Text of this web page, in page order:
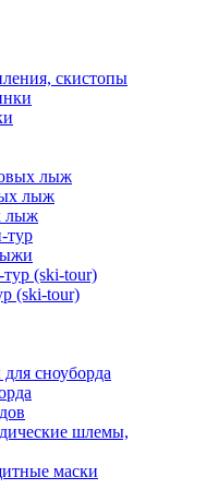
скистопы
лыж
лыж
лыж
тур
(ski-tour)
(ski-tour)
сноуборда
шлемы,
маски